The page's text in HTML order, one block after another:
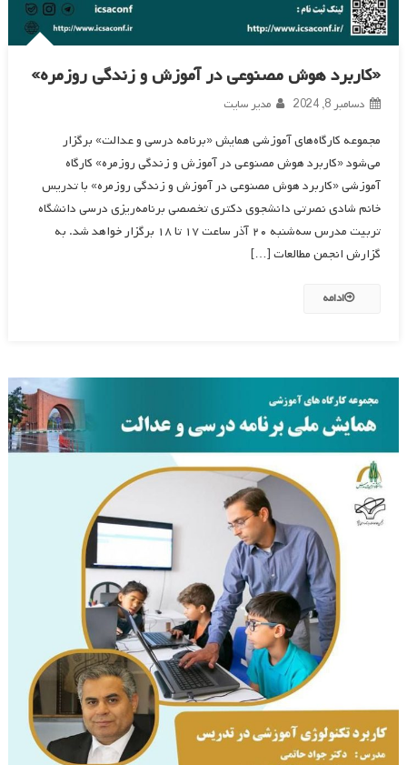
«کاربرد هوش مصنوعی در آموزش و زندگی روزمره»
دسامبر 8, 2024 مدیر سایت
مجموعه کارگاه‌های آموزشی همایش «برنامه درسی و عدالت» برگزار
می‌شود «کاربرد هوش مصنوعی در آموزش و زندگی روزمره» کارگاه
آموزشی «کاربرد هوش مصنوعی در آموزش و زندگی روزمره» با تدریس
خانم شادی نصرتی دانشجوی دکتری تخصصی برنامه‌ریزی درسی دانشگاه
تربیت مدرس سه‌شنبه ۲۰ آذر ساعت ۱۷ تا ۱۸ برگزار خواهد شد. به
گزارش انجمن مطالعات […]
ادامه